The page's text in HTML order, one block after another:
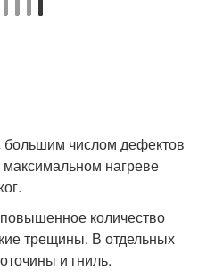
числом дефектов
нагреве
количество
трещины. В отдельных
и гниль.